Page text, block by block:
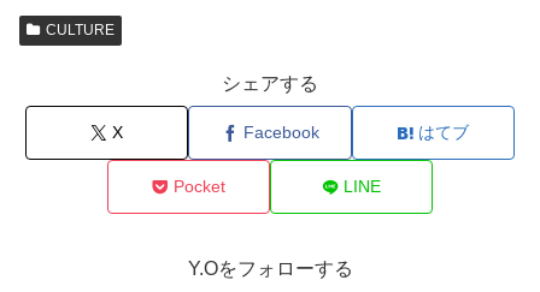
CULTURE
シェアする
X Facebook はてブ
Pocket LINE
Y.Oをフォローする